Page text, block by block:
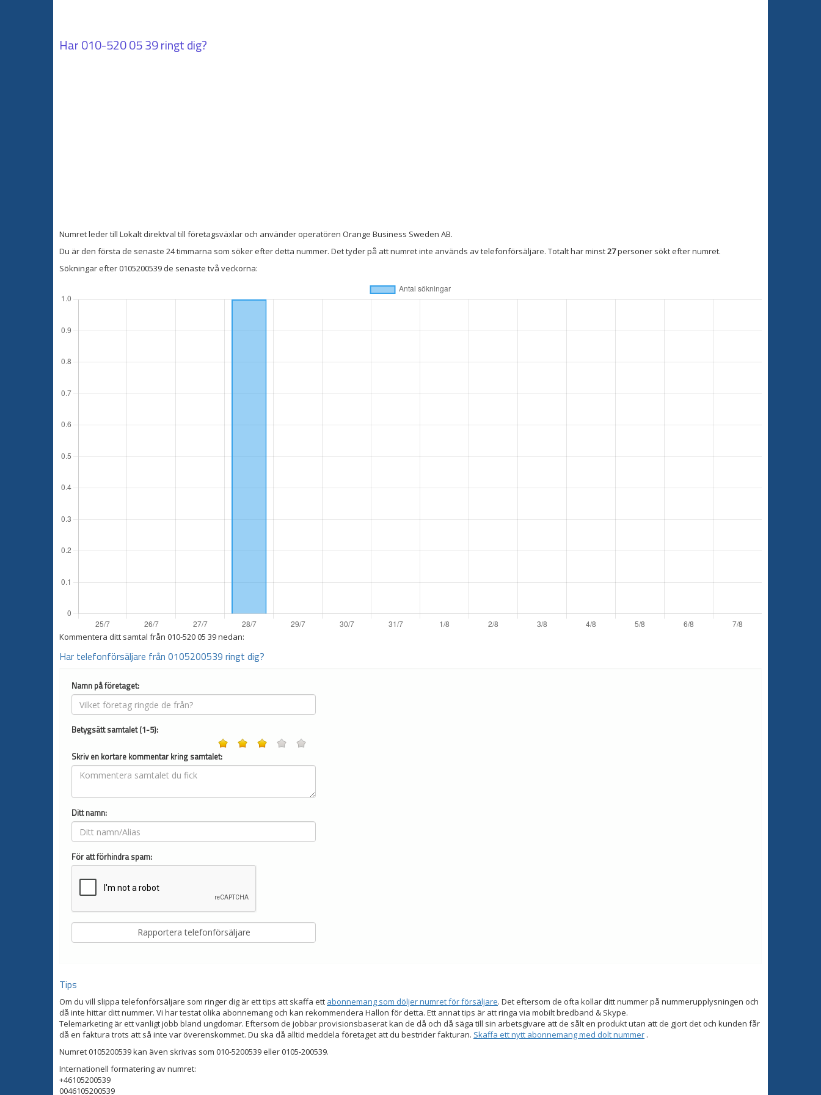
Har010-520 05 39ringt dig?
Numret leder till Lokalt direktval till företagsväxlar och använder operatören Orange Business Sweden AB.
Du är den första de senaste 24 timmarna som söker efter detta nummer. Det tyder på att numret inte används av telefonförsäljare. Totalt har minst27personer sökt efter numret.
Sökningar efter 0105200539 de senaste två veckorna:
Kommentera ditt samtal från 010-520 05 39nedan:
Har telefonförsäljare från 0105200539 ringt dig?
Namn på företaget:
Betygsätt samtalet (1-5):
Skriv en kortare kommentar kring samtalet:
Ditt namn:
För att förhindra spam:
Tips
Om du vill slippa telefonförsäljare som ringer dig är ett tips att skaffa ett abonnemang som döljer numret för försäljare. Det eftersom de ofta kollar ditt nummer på nummerupplysningen och
då inte hittar ditt nummer. Vi har testat olika abonnemang och kan rekommendera Hallon för detta. Ett annat tips är att ringa via mobilt bredband & Skype.
Telemarketing är ett vanligt jobb bland ungdomar. Eftersom de jobbar provisionsbaserat kan de då och då säga till sin arbetsgivare att de sålt en produkt utan att de gjort det och kunden får
då en faktura trots att så inte var överenskommet. Du ska då alltid meddela företaget att du bestrider fakturan. Skaffa ett nytt abonnemang med dolt nummer .
Numret 0105200539 kan även skrivas som 010-5200539 eller 0105-200539.
Internationell formatering av numret:
+46105200539
0046105200539